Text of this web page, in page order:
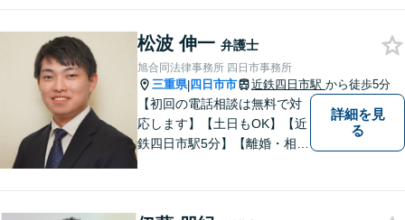
松波 伸一 弁護士
旭合同法律事務所 四日市事務所
三重県| 四日市市 近鉄四日市駅 から徒歩5分
【初回の電話相談は無料で対
応します】【土日もOK】【近
鉄四日市駅5分】【離婚・相続
詳細を見
る